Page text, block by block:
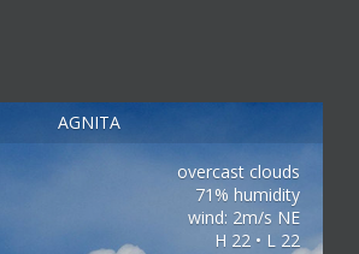
AGNITA
overcast clouds
71% humidity
wind: 2m/s NE
H 22 • L 22